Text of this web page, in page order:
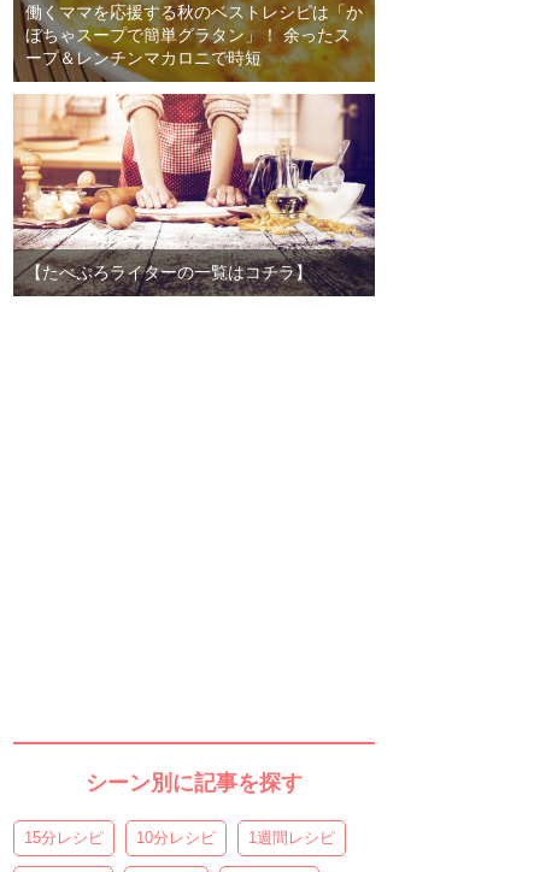
働くママを応援する秋のベストレシピは「か
ぼちゃスープで簡単グラタン」！ 余ったス
ープ＆レンチンマカロニで時短
【たべぷろライターの一覧はコチラ】
シーン別に記事を探す
15分レシピ 10分レシピ 1週間レシピ